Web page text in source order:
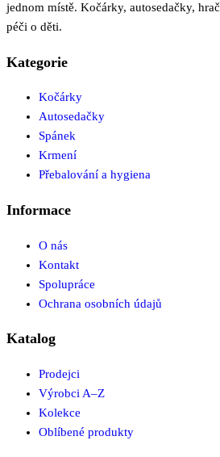
jednom místě. Kočárky, autosedačky,
péči o děti.
Kategorie
Kočárky
Autosedačky
Spánek
Krmení
Přebalování a hygiena
Informace
O nás
Kontakt
Spolupráce
Ochrana osobních údajů
Katalog
Prodejci
Výrobci A–Z
Kolekce
Oblíbené produkty